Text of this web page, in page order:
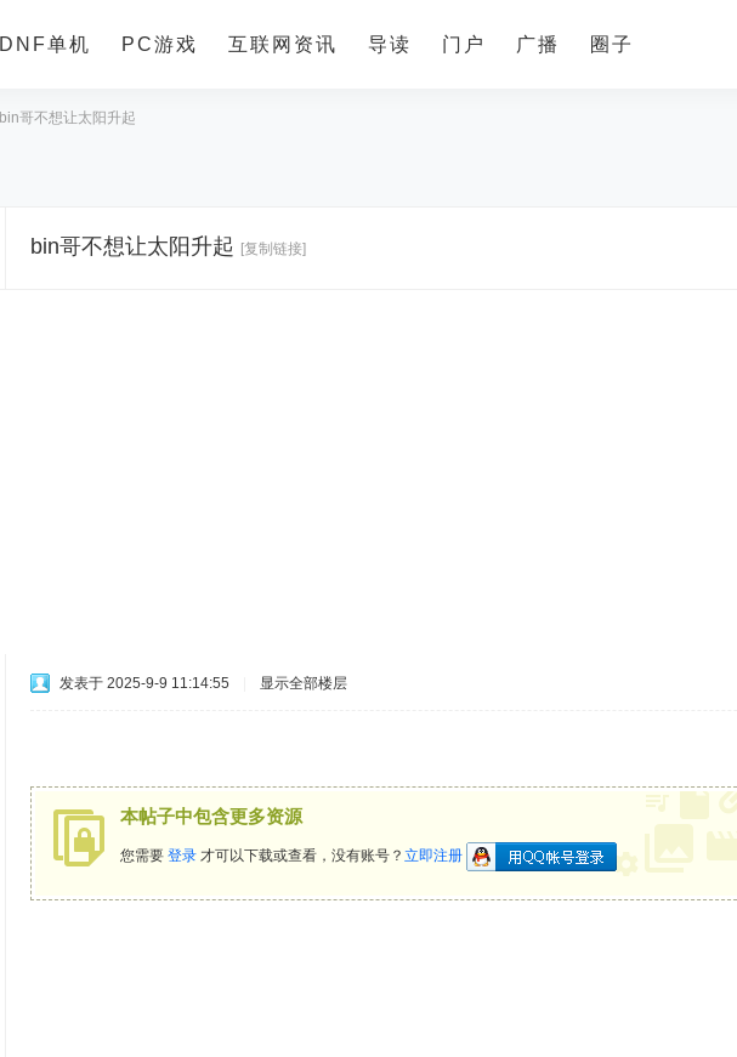
DNF单机 PC游戏 互联网资讯 导读 门户 广播 圈子
bin哥不想让太阳升起
bin哥不想让太阳升起 [复制链接]
发表于 2025-9-9 11:14:55 显示全部楼层
本帖子中包含更多资源
您需要 登录 才可以下载或查看，没有账号？ 立即注册